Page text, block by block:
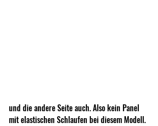
und die andere Seite auch. Also kein Panel
mit elastischen Schlaufen bei diesem Modell.